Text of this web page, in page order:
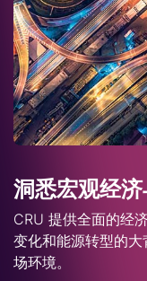
洞悉宏观经
CRU 提供全面的经
变化和能源转型的
场环境。